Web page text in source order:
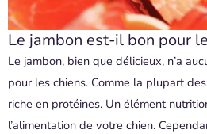
Le jambon est-il bon pour
Le jambon, bien que délicieux, n’a
pour les chiens. Comme la plupart
riche en protéines. Un élément
l’alimentation de votre chien.